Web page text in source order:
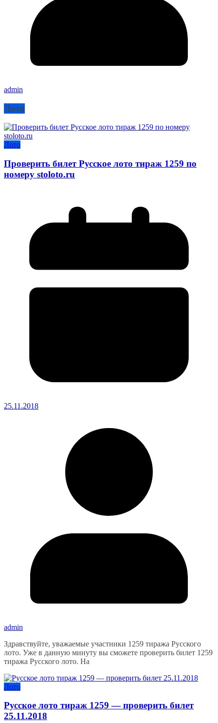
admin
Лото
Лото
Проверить билет Русское лото тираж 1259 по
номеру stoloto.ru
25.11.2018
admin
Здравствуйте, уважаемые участники 1259 тиража Русского
лото. Уже в данную минуту вы сможете проверить билет 1259
тиража Русского лото. На
Лото
Русское лото тираж 1259 — проверить билет
25.11.2018